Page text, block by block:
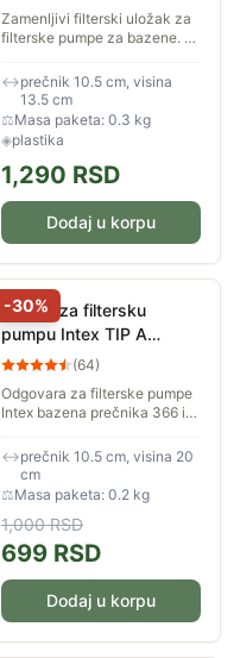
Zamenljivi filterski uložak za
filterske pumpe za bazene. U
Dimenzije filtera su 105mm x
135mm.
↔prečnik 10.5 cm, visina
13.5 cm
⚖Masa paketa: 0.3 kg
◈plastika
1,290 RSD
Dodaj u korpu
-30%
Uložak za filtersku
pumpu Intex TIP A
EasySet bazena prečnika
29002 dvopak
(64)
Odgovara za filterske pumpe
Intex bazena prečnika 366 i
filtera: 29902 TIP: A.
Pakovanje sadrži dva filtera.
↔prečnik 10.5 cm, visina 20
cm
⚖Masa paketa: 0.2 kg
1,000RSD
699 RSD
Dodaj u korpu